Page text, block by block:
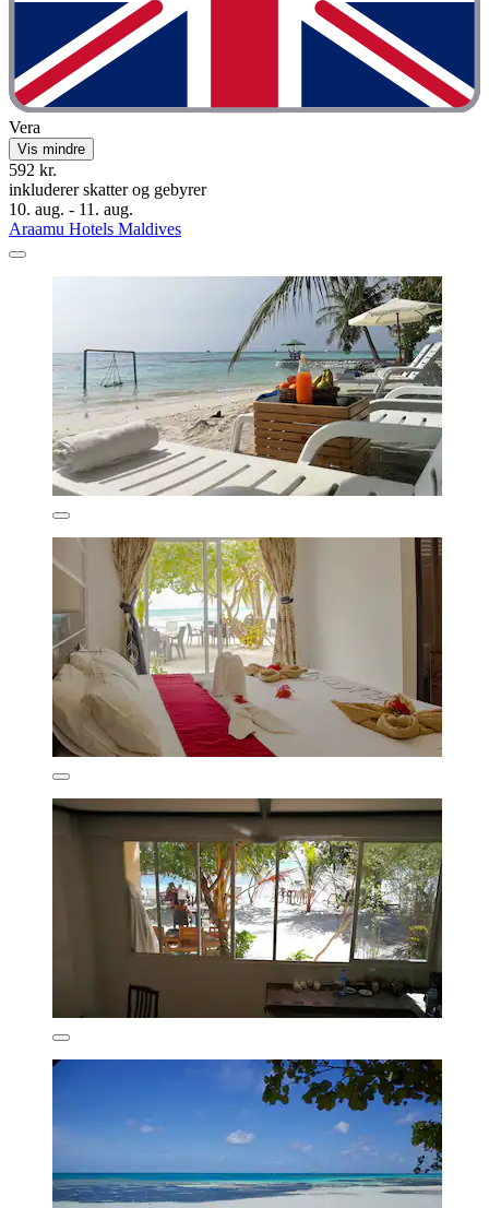
Vera
Vis mindre
592 kr.
inkluderer skatter og gebyrer
10. aug. - 11. aug.
Araamu Hotels Maldives